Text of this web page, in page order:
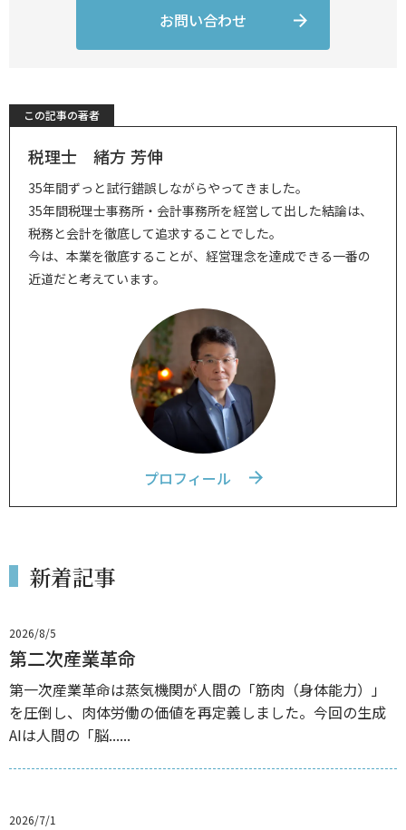
お問い合わせ
この記事の著者
税理士 緒方 芳伸
35年間ずっと試行錯誤しながらやってきました。
35年間税理士事務所・会計事務所を経営して出した結論は、
税務と会計を徹底して追求することでした。
今は、本業を徹底することが、経営理念を達成できる一番の
近道だと考えています。
プロフィール
新着記事
2026/8/5
第二次産業革命
第一次産業革命は蒸気機関が人間の「筋肉（身体能力）」
を圧倒し、肉体労働の価値を再定義しました。今回の生成
AIは人間の「脳......
2026/7/1